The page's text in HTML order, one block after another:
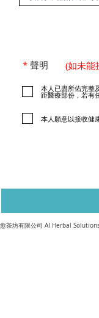
*聲明 (如未能
本人已盡所佑完整
距醫療部份，若有
本人願意以接收健
愈茶坊有限公司 AI Herbal